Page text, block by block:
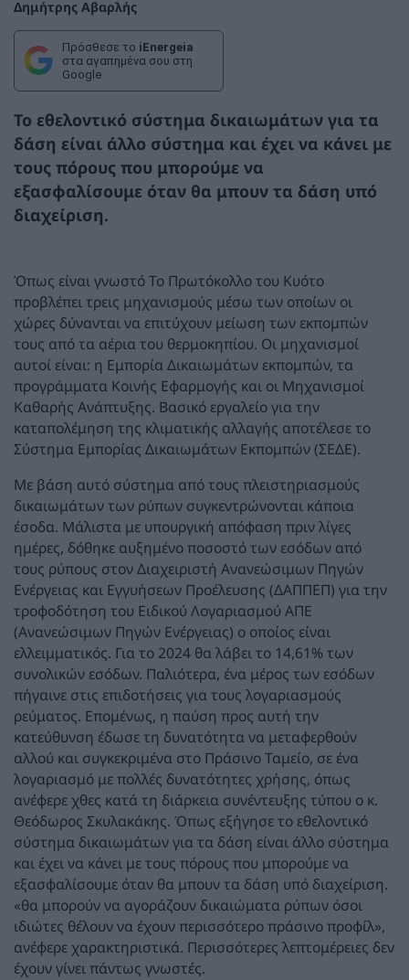
Δημήτρης Αβαρλής
Πρόσθεσε το iEnergeia
στα αγαπημένα σου στη
Google
Το εθελοντικό σύστημα δικαιωμάτων για τα
δάση είναι άλλο σύστημα και έχει να κάνει με
τους πόρους που μπορούμε να
εξασφαλίσουμε όταν θα μπουν τα δάση υπό
διαχείριση.
Όπως είναι γνωστό Το Πρωτόκολλο του Κυότο
προβλέπει τρεις μηχανισμούς μέσω των οποίων οι
χώρες δύνανται να επιτύχουν μείωση των εκπομπών
τους από τα αέρια του θερμοκηπίου. Οι μηχανισμοί
αυτοί είναι: η Εμπορία Δικαιωμάτων εκπομπών, τα
προγράμματα Κοινής Εφαρμογής και οι Μηχανισμοί
Καθαρής Ανάπτυξης. Βασικό εργαλείο για την
καταπολέμηση της κλιματικής αλλαγής αποτέλεσε το
Σύστημα Εμπορίας Δικαιωμάτων Εκπομπών (ΣΕΔΕ).
Με βάση αυτό σύστημα από τους πλειστηριασμούς
δικαιωμάτων των ρύπων συγκεντρώνονται κάποια
έσοδα. Μάλιστα με υπουργική απόφαση πριν λίγες
ημέρες, δόθηκε αυξημένο ποσοστό των εσόδων από
τους ρύπους στον Διαχειριστή Ανανεώσιμων Πηγών
Ενέργειας και Εγγυήσεων Προέλευσης (ΔΑΠΠΕΠ) για την
τροφοδότηση του Ειδικού Λογαριασμού ΑΠΕ
(Ανανεώσιμων Πηγών Ενέργειας) ο οποίος είναι
ελλειμματικός. Για το 2024 θα λάβει το 14,61% των
συνολικών εσόδων. Παλιότερα, ένα μέρος των εσόδων
πήγαινε στις επιδοτήσεις για τους λογαριασμούς
ρεύματος. Επομένως, η παύση προς αυτή την
κατεύθυνση έδωσε τη δυνατότητα να μεταφερθούν
αλλού και συγκεκριμένα στο Πράσινο Ταμείο, σε ένα
λογαριασμό με πολλές δυνατότητες χρήσης, όπως
ανέφερε χθες κατά τη διάρκεια συνέντευξης τύπου ο κ.
Θεόδωρος Σκυλακάκης. Όπως εξήγησε το εθελοντικό
σύστημα δικαιωμάτων για τα δάση είναι άλλο σύστημα
και έχει να κάνει με τους πόρους που μπορούμε να
εξασφαλίσουμε όταν θα μπουν τα δάση υπό διαχείριση.
«θα μπορούν να αγοράζουν δικαιώματα ρύπων όσοι
ιδιώτες θέλουν να έχουν περισσότερο πράσινο προφίλ»,
ανέφερε χαρακτηριστικά. Περισσότερες λεπτομέρειες δεν
έχουν γίνει πάντως γνωστές.